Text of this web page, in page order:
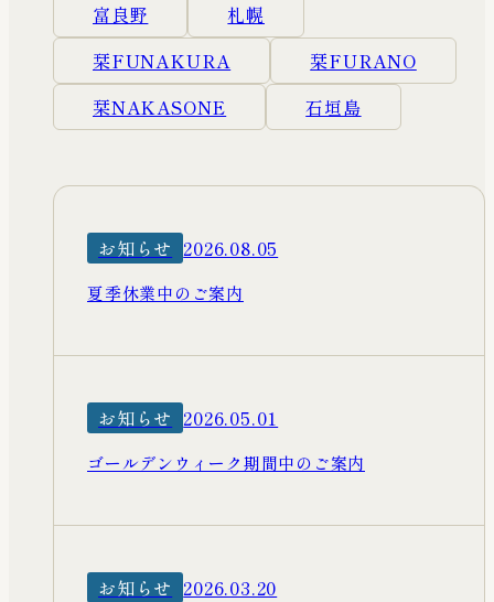
News & Columsニュース・コラム
Recruitment採用情報
Company会社概要
富良野
札幌
栞FUNAKURA
栞FURANO
栞NAKASONE
石垣島
お知らせ 2026.08.05
夏季休業中のご案内
お知らせ 2026.05.01
ゴールデンウィーク期間中のご案内
お知らせ 2026.03.20